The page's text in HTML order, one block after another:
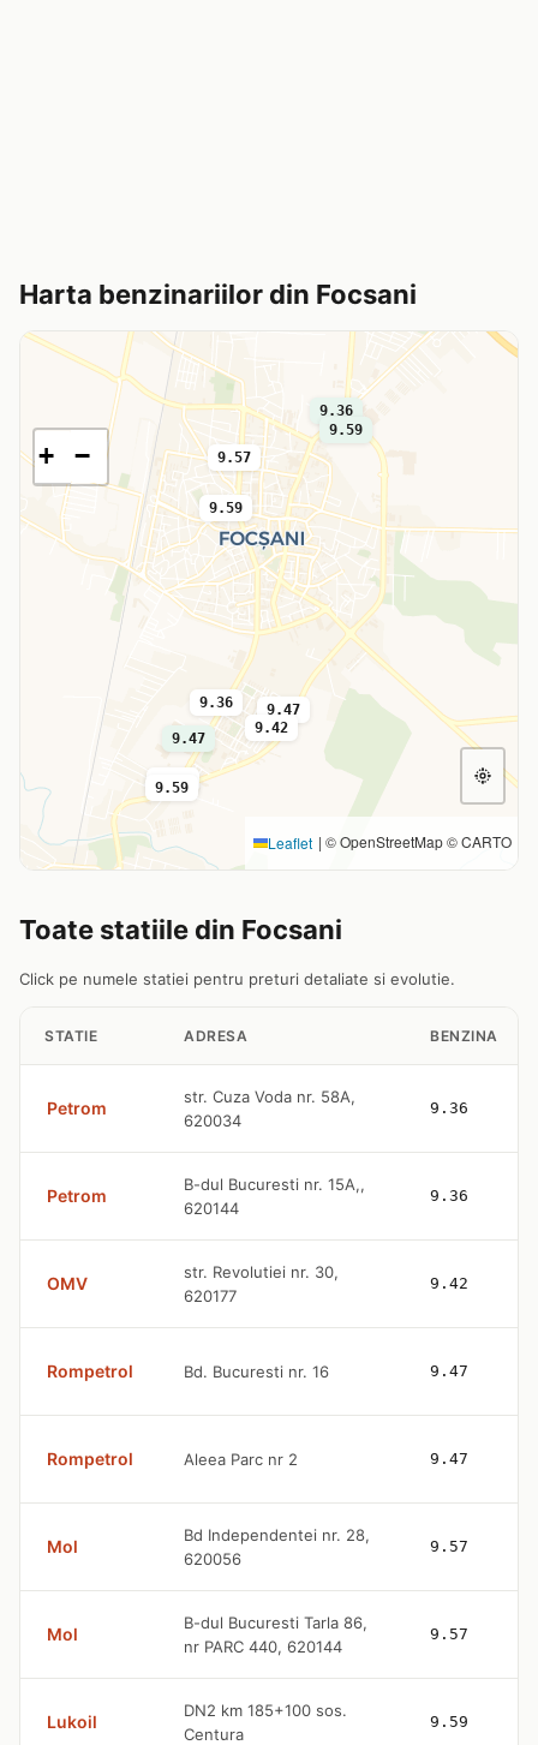
Harta benzinariilor din Focsani
9.36
9.36
9.42
9.47
9.47
9.57
9.57
9.59
9.59
9.59
+ −
Leaflet | © OpenStreetMap © CARTO
Toate statiile din Focsani
Click pe numele statiei pentru preturi detaliate si evolutie.
STATIE ADRESA BENZINA
Petrom
str. Cuza Voda nr. 58A,
620034
9.36
Petrom
B-dul Bucuresti nr. 15A,,
620144
9.36
OMV
str. Revolutiei nr. 30,
620177
9.42
Rompetrol Bd. Bucuresti nr. 16 9.47
Rompetrol Aleea Parc nr 2 9.47
Mol
Bd Independentei nr. 28,
620056
9.57
Mol
B-dul Bucuresti Tarla 86,
nr PARC 440, 620144
9.57
Lukoil
DN2 km 185+100 sos.
Centura
9.59